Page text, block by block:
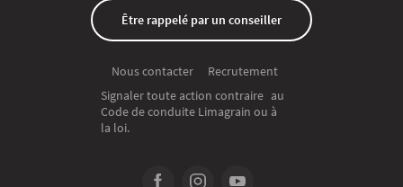
Être rappelé par un conseiller
Nous contacter
Recrutement
Signaler toute action contraire au
Code de conduite Limagrain ou à
la loi.